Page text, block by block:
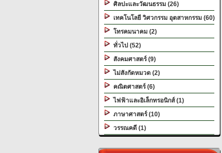
ศิลปะและวัฒนธรรม (26)
เทคโนโลยี วิศวกรรม อุตสาหกรรม (60)
โทรคมนาคม (2)
ทั่วไป (52)
สังคมศาสตร์ (9)
ไม่สังกัดหมวด (2)
คณิตศาสตร์ (6)
ไฟฟ้าและอิเล็กทรอนิกส์ (1)
ภาษาศาสตร์ (10)
วรรณคดี (1)